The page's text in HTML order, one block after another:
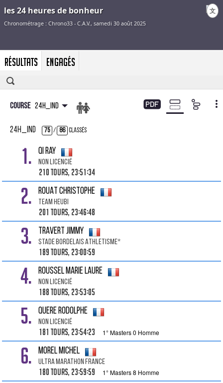
Résultats Engagés
文
Course 24h_ind
24h_ind 75 / 86 Classés
1. QI Ray
Non Licencié
210 tours, 23:51:34
2. ROUAT Christophe
Team Heubi
201 tours, 23:46:48
3. TRAVERT Jimmy
Stade Bordelais Athletisme*
189 tours, 23:00:59
4. ROUSSEL Marie Laure
Non Licencié
188 tours, 23:53:05
5. QUERE Rodolphe
Non Licencié
181 tours, 23:54:23 1° Masters 0 Homme
6. MOREL Michel
Ultra Marathon France
180 tours, 23:59:59 1° Masters 8 Homme